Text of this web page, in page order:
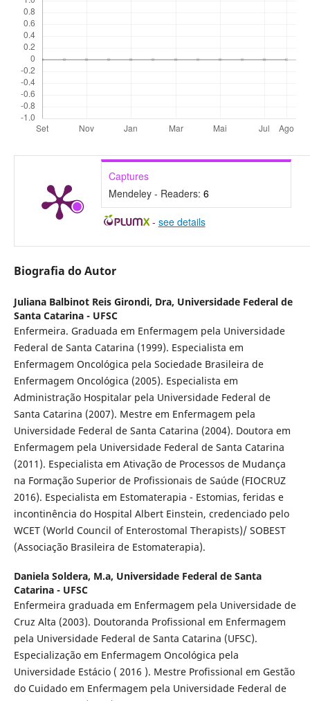
Captures
Mendeley - Readers: 6
- see details
Biografia do Autor
Juliana Balbinot Reis Girondi, Dra, Universidade Federal de
Santa Catarina - UFSC
Enfermeira. Graduada em Enfermagem pela Universidade
Federal de Santa Catarina (1999). Especialista em
Enfermagem Oncológica pela Sociedade Brasileira de
Enfermagem Oncológica (2005). Especialista em
Administração Hospitalar pela Universidade Federal de
Santa Catarina (2007). Mestre em Enfermagem pela
Universidade Federal de Santa Catarina (2004). Doutora em
Enfermagem pela Universidade Federal de Santa Catarina
(2011). Especialista em Ativação de Processos de Mudança
na Formação Superior de Profissionais de Saúde (FIOCRUZ
2016). Especialista em Estomaterapia - Estomias, feridas e
incontinência do Hospital Albert Einstein, credenciado pelo
WCET (World C​ouncil of Enterostomal Therapists)/ SOBEST
(Associação Brasileira de Estomaterapia).
Daniela Soldera, M.a, Universidade Federal de Santa
Catarina - UFSC
Enfermeira graduada em Enfermagem pela Universidade de
Cruz Alta (2003). Doutoranda Profissional em Enfermagem
pela Universidade Federal de Santa Catarina (UFSC).
Especialização em Enfermagem Oncológica pela
Universidade Estácio ( 2016 ). Mestre Profissional em Gestão
do Cuidado em Enfermagem pela Universidade Federal de